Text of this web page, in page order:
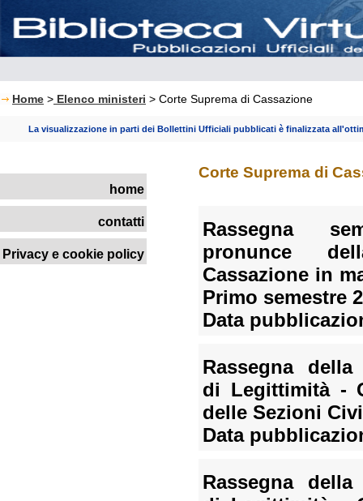
Home > Elenco ministeri > Corte Suprema di Cassazione
La visualizzazione in parti dei Bollettini Ufficiali pubblicati è finalizzata
home
contatti
Privacy e cookie policy
Corte Suprema di
Rassegna
pronunce
Cassazione in
Primo semestre
Data
Rassegna della
di Legittimità -
delle Sezioni
Data
Rassegna della